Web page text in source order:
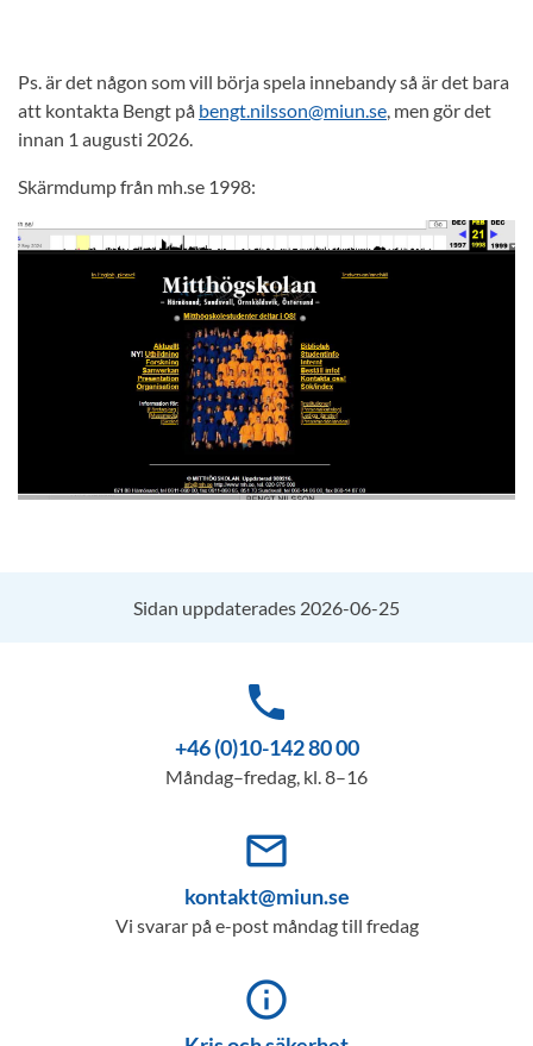
Ps. är det någon som vill börja spela innebandy så är det bara
att kontakta Bengt på bengt.nilsson@miun.se, men gör det
innan 1 augusti 2026.
Skärmdump från mh.se 1998:
Sidan uppdaterades 2026-06-25
phone
+46 (0)10-142 80 00
Måndag–fredag, kl. 8–16
mail_outline
kontakt@miun.se
Vi svarar på e-post måndag till fredag
info_outline